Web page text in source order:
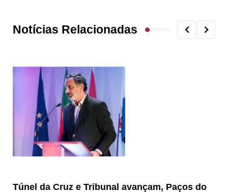
Notícias Relacionadas
Túnel da Cruz e Tribunal avançam, Paços do